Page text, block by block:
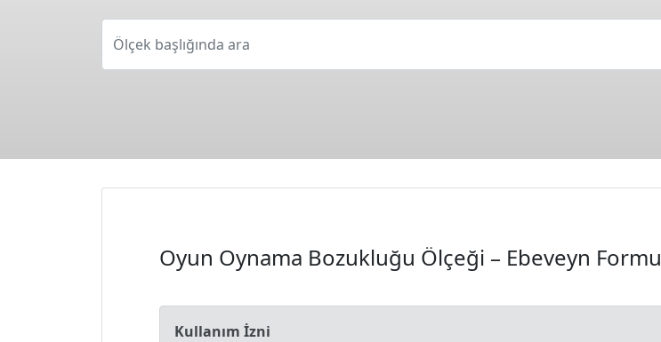
Ölçek başlığında ara
Oyun Oynama Bozukluğu Ölçeği – Ebeveyn Formu
Kullanım İzni